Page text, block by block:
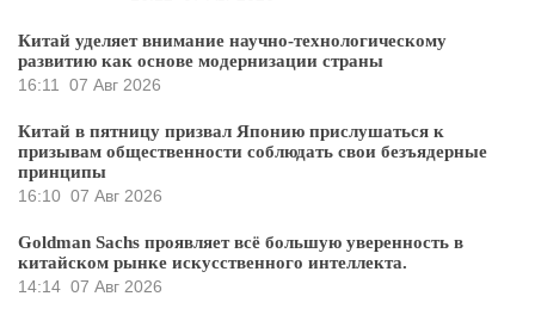
Китай уделяет внимание научно-технологическому
развитию как основе модернизации страны
16:11
07 Авг 2026
Китай в пятницу призвал Японию прислушаться к
призывам общественности соблюдать свои безъядерные
принципы
16:10 07 Авг 2026
Goldman Sachs проявляет всё большую уверенность в
китайском рынке искусственного интеллекта.
14:14 07 Авг 2026